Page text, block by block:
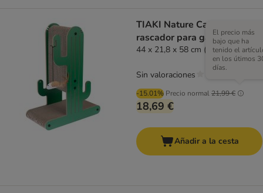
TIAKI Nature Cactus
rascador para gatos
44 x 21,8 x 58 cm (L x An x Al)
-15.01% Precio normal21,99 €
El precio más
bajo que ha
tenido el
en los útimos
días.
18,69 €
Sin valoraciones
Añadir a la cesta